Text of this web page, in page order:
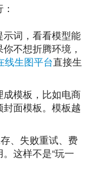
词，看看模型能
不想折腾环境，
线生图平台直接生
模板，比如电商
面模板。模板越
、失败重试、费
这样不是“玩一